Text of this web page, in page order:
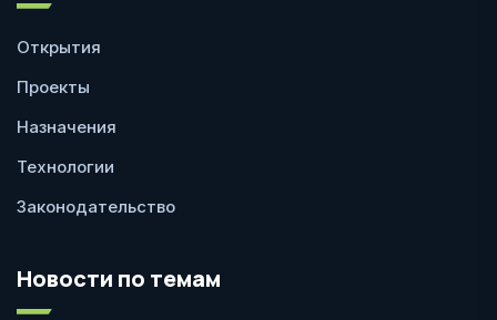
Открытия
Проекты
Назначения
Технологии
Законодательство
Новости по темам